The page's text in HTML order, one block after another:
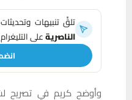
تلقَّ تنبيهات
الناصريةعلى التليغرام
وأوضح كريم في تصريح